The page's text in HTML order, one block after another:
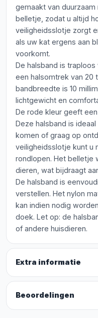
gemaakt van
belletje, zodat u altijd
veiligheidsslotje zorgt
als uw kat ergens aan
voorkomt.
De halsband is
een halsomtrek van 20
bandbreedte is 10
lichtgewicht en
De rode kleur geeft
Deze halsband is
komen of graag op
veiligheidsslotje kunt u
rondlopen. Het belletje
dieren, wat bijdraagt
De halsband is
verstellen. Het nylon
kan indien nodig
doek. Let op: de
of andere huisdieren.
Extra informatie
Beoordelingen